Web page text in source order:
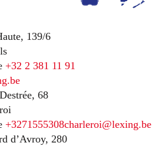
139/6
+32 2 381 11 91
68
+3271555308charleroi@lexing.be
d’Avroy, 280